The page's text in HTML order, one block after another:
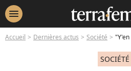
menu
Accueil Dernières actus Société "Y'en a qui
SOCIÉTÉ